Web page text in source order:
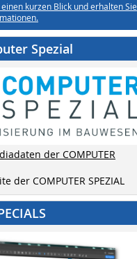
einen kurzen Blick und erhalten Sie
Spezial
der COMPUTER
der COMPUTER SPEZIAL